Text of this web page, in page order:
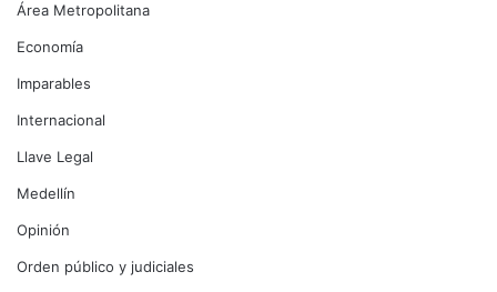
Área Metropolitana
Economía
Imparables
Internacional
Llave Legal
Medellín
Opinión
Orden público y judiciales